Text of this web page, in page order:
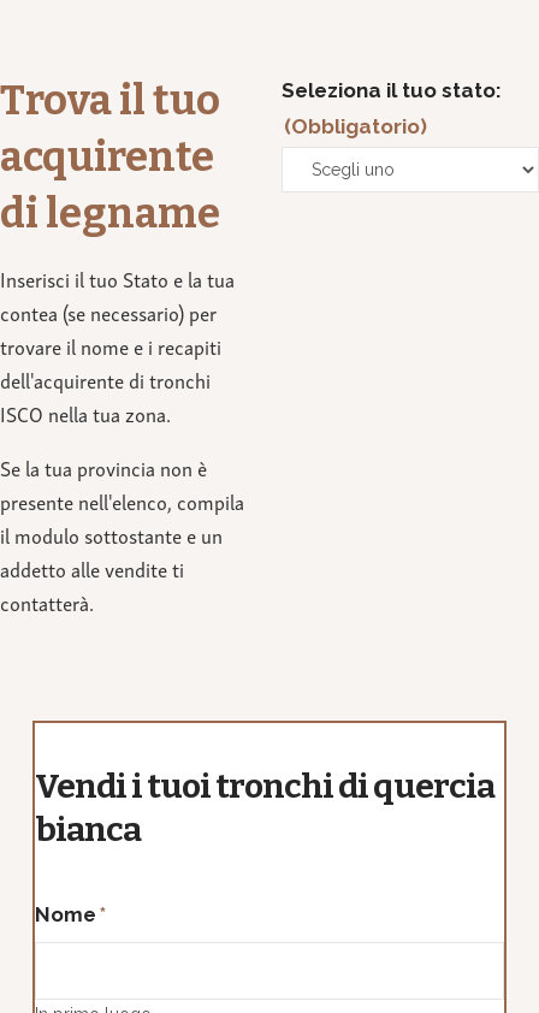
Trova il tuo
acquirente
di legname
Inserisci il tuo Stato e la tua
contea (se necessario) per
trovare il nome e i recapiti
dell'acquirente di tronchi
ISCO nella tua zona.
Se la tua provincia non è
presente nell'elenco, compila
il modulo sottostante e un
addetto alle vendite ti
contatterà.
Seleziona il tuo stato:
(Obbligatorio)
Vendi i tuoi tronchi di quercia
bianca
Nome *